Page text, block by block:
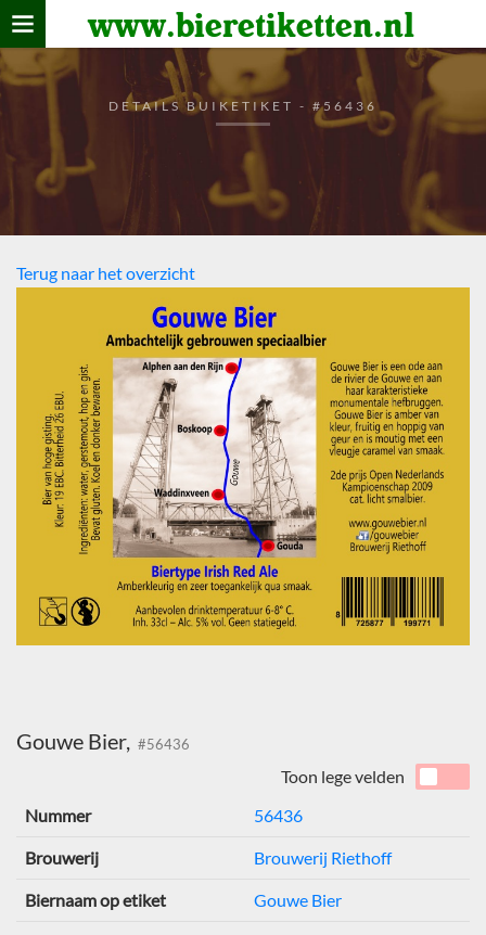
www.bieretiketten.nl
Home
verzamelen
De bierkaart
Bezoekers
DETAILS BUIKETIKET - #56436
Terug naar het overzicht
Gouwe Bier, #56436
Toon lege velden
Nummer
56436
Brouwerij Brouwerij Riethoff
Biernaam op etiket Gouwe Bier